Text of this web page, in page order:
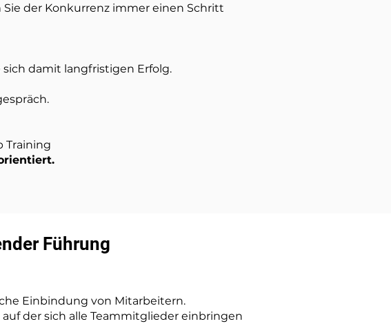
der Konkurrenz immer einen Schritt
damit langfristigen Erfolg.
Training
Führung
Einbindung von Mitarbeitern.
der sich alle Teammitglieder einbringen